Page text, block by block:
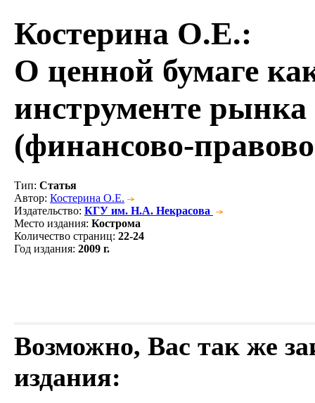
Костерина О.Е.:
О ценной бумаге
инструменте
(финансово-
Тип: Статья
Автор: Костерина О.Е.
Издательство: КГУ им. Н.А. Некрасова
Место издания: Кострома
Количество страниц: 22-24
Год издания: 2009 г.
Возможно, Вас так же
издания: